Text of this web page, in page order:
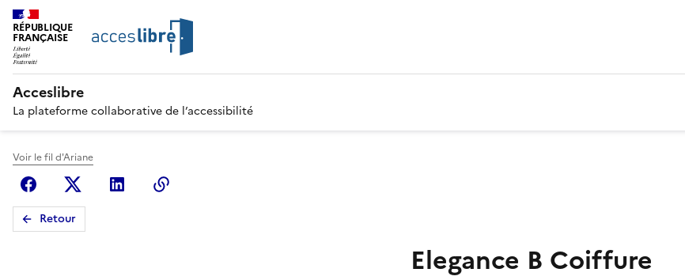
RÉPUBLIQUE
FRANÇAISE
Acceslibre
La plateforme collaborative de l’accessibilité
Voir le fil d'Ariane
FacebookX (anciennement Twitter)
Linkedin
Retour
Elegance B Coiffure